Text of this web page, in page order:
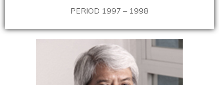
PERIOD 1997 – 1998